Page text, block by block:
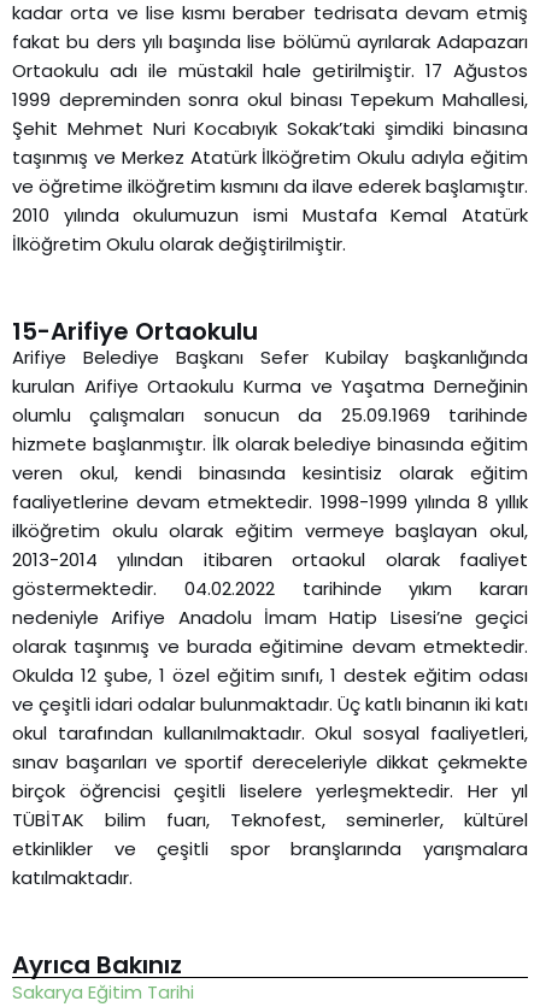
kadar orta ve lise kısmı beraber tedrisata devam etmiş
fakat bu ders yılı başında lise bölümü ayrılarak Adapazarı
Ortaokulu adı ile müstakil hale getirilmiştir. 17 Ağustos
1999 depreminden sonra okul binası Tepekum Mahallesi,
Şehit Mehmet Nuri Kocabıyık Sokak’taki şimdiki binasına
taşınmış ve Merkez Atatürk İlköğretim Okulu adıyla eğitim
ve öğretime ilköğretim kısmını da ilave ederek başlamıştır.
2010 yılında okulumuzun ismi Mustafa Kemal Atatürk
İlköğretim Okulu olarak değiştirilmiştir.
15-Arifiye Ortaokulu
Arifiye Belediye Başkanı Sefer Kubilay başkanlığında
kurulan Arifiye Ortaokulu Kurma ve Yaşatma Derneğinin
olumlu çalışmaları sonucun da 25.09.1969 tarihinde
hizmete başlanmıştır. İlk olarak belediye binasında eğitim
veren okul, kendi binasında kesintisiz olarak eğitim
faaliyetlerine devam etmektedir. 1998-1999 yılında 8 yıllık
ilköğretim okulu olarak eğitim vermeye başlayan okul,
2013-2014 yılından itibaren ortaokul olarak faaliyet
göstermektedir. 04.02.2022 tarihinde yıkım kararı
nedeniyle Arifiye Anadolu İmam Hatip Lisesi’ne geçici
olarak taşınmış ve burada eğitimine devam etmektedir.
Okulda 12 şube, 1 özel eğitim sınıfı, 1 destek eğitim odası
ve çeşitli idari odalar bulunmaktadır. Üç katlı binanın iki katı
okul tarafından kullanılmaktadır. Okul sosyal faaliyetleri,
sınav başarıları ve sportif dereceleriyle dikkat çekmekte
birçok öğrencisi çeşitli liselere yerleşmektedir. Her yıl
TÜBİTAK bilim fuarı, Teknofest, seminerler, kültürel
etkinlikler ve çeşitli spor branşlarında yarışmalara
katılmaktadır.
Ayrıca Bakınız
Sakarya Eğitim Tarihi